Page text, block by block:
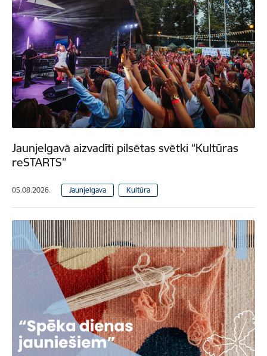
Jaunjelgavā aizvadīti pilsētas svētki “Kultūras
reSTARTS”
05.08.2026. Jaunjelgava Kultūra